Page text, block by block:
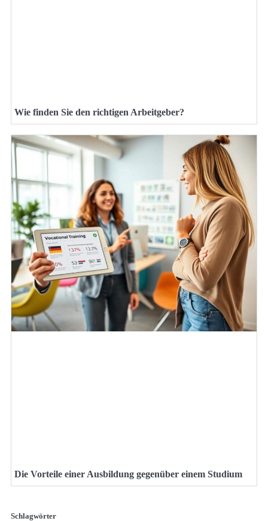
Wie finden Sie den richtigen Arbeitgeber?
Die Vorteile einer Ausbildung gegenüber einem Studium
Schlagwörter